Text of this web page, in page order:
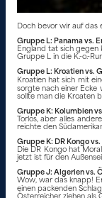
Doch bevor wir auf das
Gruppe L: Panama vs.
England tat sich gegen
Gruppe L in die K.-o.-
Gruppe L: Kroatien vs.
Kroatien hat sich mit
sorgte nach einer Ecke
sollte man die Kroaten
Gruppe K: Kolumbien
Torlos, aber alles
reichte den
Gruppe K: DR Kongo vs.
Die DR Kongo hat
jetzt ist für den
Gruppe J: Algerien vs.
Wow, war das knapp!
einen packenden